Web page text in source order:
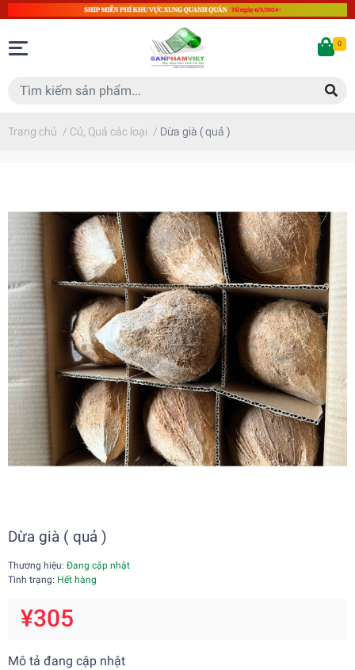
0
Trang chủ / Củ, Quả các loại / Dừa già ( quả )
Dừa già ( quả )
Thương hiệu: Đang cập nhật
Tình trạng: Hết hàng
¥305
Mô tả đang cập nhật